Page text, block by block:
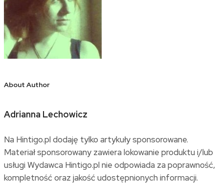
About Author
Adrianna Lechowicz
Na Hintigo.pl dodaję tylko artykuły sponsorowane.
Materiał sponsorowany zawiera lokowanie produktu i/lub
usługi Wydawca Hintigo.pl nie odpowiada za poprawność,
kompletność oraz jakość udostępnionych informacji.